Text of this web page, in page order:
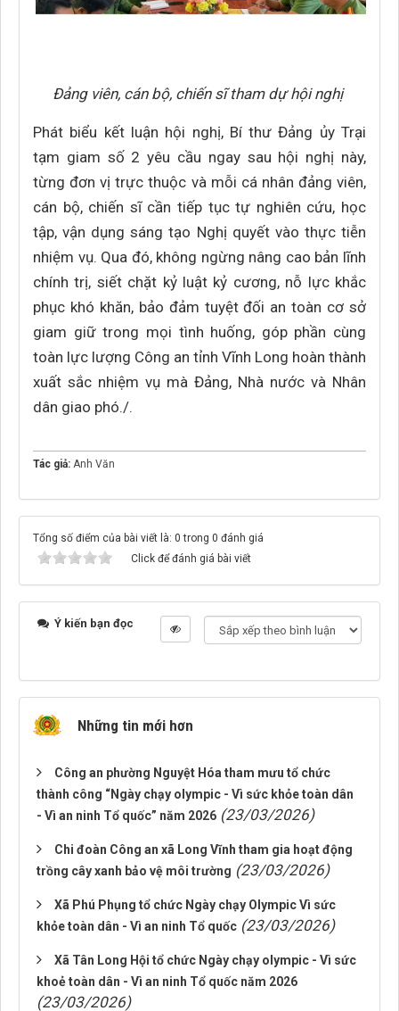
Đảng viên, cán bộ, chiến sĩ tham dự hội nghị
Phát biểu kết luận hội nghị, Bí thư Đảng ủy Trại
tạm giam số 2 yêu cầu ngay sau hội nghị này,
từng đơn vị trực thuộc và mỗi cá nhân đảng viên,
cán bộ, chiến sĩ cần tiếp tục tự nghiên cứu, học
tập, vận dụng sáng tạo Nghị quyết vào thực tiễn
nhiệm vụ. Qua đó, không ngừng nâng cao bản lĩnh
chính trị, siết chặt kỷ luật kỷ cương, nỗ lực khắc
phục khó khăn, bảo đảm tuyệt đối an toàn cơ sở
giam giữ trong mọi tình huống, góp phần cùng
toàn lực lượng Công an tỉnh Vĩnh Long hoàn thành
xuất sắc nhiệm vụ mà Đảng, Nhà nước và Nhân
dân giao phó./.
Tác giả: Anh Văn
Tổng số điểm của bài viết là: 0 trong 0 đánh giá
Click để đánh giá bài viết
Ý kiến bạn đọc
Những tin mới hơn
Công an phường Nguyệt Hóa tham mưu tổ chức
thành công “Ngày chạy olympic - Vì sức khỏe toàn dân
- Vì an ninh Tổ quốc” năm 2026 (23/03/2026)
Chi đoàn Công an xã Long Vĩnh tham gia hoạt động
trồng cây xanh bảo vệ môi trường (23/03/2026)
Xã Phú Phụng tổ chức Ngày chạy Olympic Vì sức
khỏe toàn dân - Vì an ninh Tổ quốc (23/03/2026)
Xã Tân Long Hội tổ chức Ngày chạy olympic - Vì sức
khoẻ toàn dân - Vì an ninh Tổ quốc năm 2026
(23/03/2026)